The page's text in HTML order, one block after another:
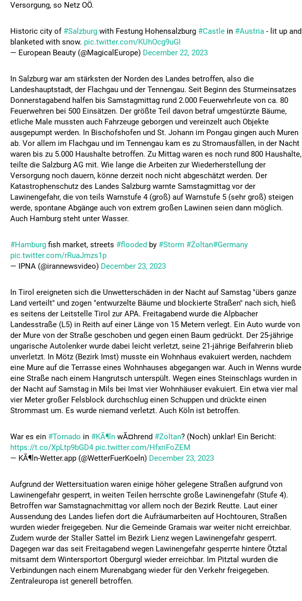
Versorgung, so Netz OÖ.
Historic city of #Salzburg with Festung Hohensalzburg #Castle in #Austria - lit up and
blanketed with snow. pic.twitter.com/KUhOcg9uGI
— European Beauty (@MagicalEurope) December 22, 2023
In Salzburg war am stärksten der Norden des Landes betroffen, also die
Landeshauptstadt, der Flachgau und der Tennengau. Seit Beginn des Sturmeinsatzes
Donnerstagabend halfen bis Samstagmittag rund 2.000 Feuerwehrleute von ca. 80
Feuerwehren bei 500 Einsätzen. Der größte Teil davon betraf umgestürzte Bäume,
etliche Male mussten auch Fahrzeuge geborgen und vereinzelt auch Objekte
ausgepumpt werden. In Bischofshofen und St. Johann im Pongau gingen auch Muren
ab. Vor allem im Flachgau und im Tennengau kam es zu Stromausfällen, in der Nacht
waren bis zu 5.000 Haushalte betroffen. Zu Mittag waren es noch rund 800 Haushalte,
teilte die Salzburg AG mit. Wie lange die Arbeiten zur Wiederherstellung der
Versorgung noch dauern, könne derzeit noch nicht abgeschätzt werden. Der
Katastrophenschutz des Landes Salzburg warnte Samstagmittag vor der
Lawinengefahr, die von teils Warnstufe 4 (groß) auf Warnstufe 5 (sehr groß) steigen
werde, spontane Abgänge auch von extrem großen Lawinen seien dann möglich.
Auch Hamburg steht unter Wasser.
#Hamburg fish market, streets #flooded by #Storm #Zoltan#Germany
pic.twitter.com/rRuaJmzs1p
— IPNA (@irannewsvideo) December 23, 2023
In Tirol ereigneten sich die Unwetterschäden in der Nacht auf Samstag "übers ganze
Land verteilt" und zogen "entwurzelte Bäume und blockierte Straßen" nach sich, hieß
es seitens der Leitstelle Tirol zur APA. Freitagabend wurde die Alpbacher
Landesstraße (L5) in Reith auf einer Länge von 15 Metern verlegt. Ein Auto wurde von
der Mure von der Straße geschoben und gegen einen Baum gedrückt. Der 25-jährige
ungarische Autolenker wurde dabei leicht verletzt, seine 21-jährige Beifahrerin blieb
unverletzt. In Mötz (Bezirk Imst) musste ein Wohnhaus evakuiert werden, nachdem
eine Mure auf die Terrasse eines Wohnhauses abgegangen war. Auch in Wenns wurde
eine Straße nach einem Hangrutsch unterspült. Wegen eines Steinschlags wurden in
der Nacht auf Samstag in Mils bei Imst vier Wohnhäuser evakuiert. Ein etwa vier mal
vier Meter großer Felsblock durchschlug einen Schuppen und drückte einen
Strommast um. Es wurde niemand verletzt. Auch Köln ist betroffen.
War es ein #Tornado in #KÃ¶ln wÃ¤hrend #Zoltan? (Noch) unklar! Ein Bericht:
https://t.co/XpLtp9bGD4 pic.twitter.com/HfxriFoZEM
— KÃ¶ln-Wetter.app (@WetterFuerKoeln) December 23, 2023
Aufgrund der Wettersituation waren einige höher gelegene Straßen aufgrund von
Lawinengefahr gesperrt, in weiten Teilen herrschte große Lawinengefahr (Stufe 4).
Betroffen war Samstagnachmittag vor allem noch der Bezirk Reutte. Laut einer
Aussendung des Landes liefen dort die Aufräumarbeiten auf Hochtouren, Straßen
wurden wieder freigegeben. Nur die Gemeinde Gramais war weiter nicht erreichbar.
Zudem wurde der Staller Sattel im Bezirk Lienz wegen Lawinengefahr gesperrt.
Dagegen war das seit Freitagabend wegen Lawinengefahr gesperrte hintere Ötztal
mitsamt dem Wintersportort Obergurgl wieder erreichbar. Im Pitztal wurden die
Verbindungen nach einem Murenabgang wieder für den Verkehr freigegeben.
Zentraleuropa ist generell betroffen.